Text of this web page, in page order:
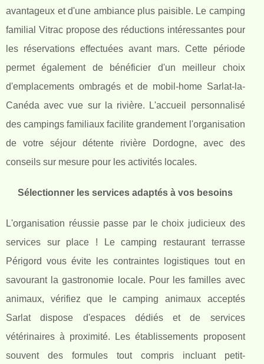
avantageux et d'une ambiance plus paisible. Le camping
familial Vitrac propose des réductions intéressantes pour
les réservations effectuées avant mars. Cette période
permet également de bénéficier d'un meilleur choix
d'emplacements ombragés et de mobil-home Sarlat-la-
Canéda avec vue sur la rivière. L'accueil personnalisé
des campings familiaux facilite grandement l'organisation
de votre séjour détente rivière Dordogne, avec des
conseils sur mesure pour les activités locales.
Sélectionner les services adaptés à vos besoins
L'organisation réussie passe par le choix judicieux des
services sur place ! Le camping restaurant terrasse
Périgord vous évite les contraintes logistiques tout en
savourant la gastronomie locale. Pour les familles avec
animaux, vérifiez que le camping animaux acceptés
Sarlat dispose d'espaces dédiés et de services
vétérinaires à proximité. Les établissements proposent
souvent des formules tout compris incluant petit-